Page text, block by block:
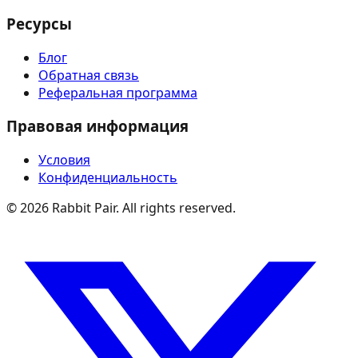
Ресурсы
Блог
Обратная связь
Реферальная программа
Правовая информация
Условия
Конфиденциальность
©2026 Rabbit Pair. All rights reserved.